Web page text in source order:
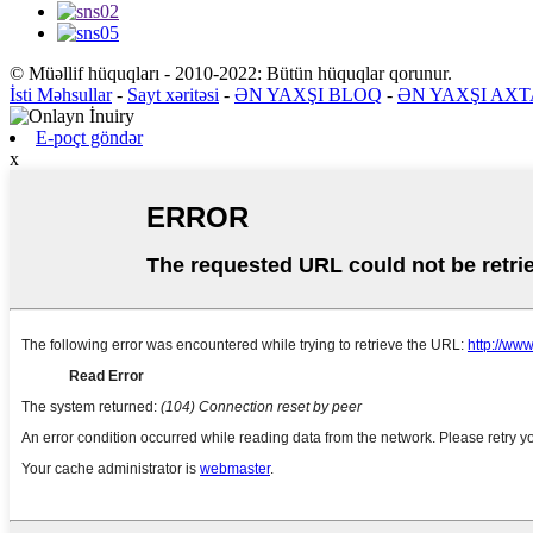
© Müəllif hüquqları - 2010-2022: Bütün hüquqlar qorunur.
İsti Məhsullar- Sayt xəritəsi - ƏN YAXŞI BLOQ - ƏN YAXŞI
E-poçt göndər
x